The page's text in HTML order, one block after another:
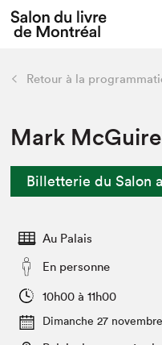
Espace exposant⋅e⋅s
Espace
L'événement
Préparer sa
Actualités
SLM PRO
retour
Préparer sa visite
Salon dans la ville et
Projets partenaires
Liens pratiques
Retour à la
Mark
Billetterie du Salon
Au Palais
En personne
10h00 à 11h00
Dimanche 27